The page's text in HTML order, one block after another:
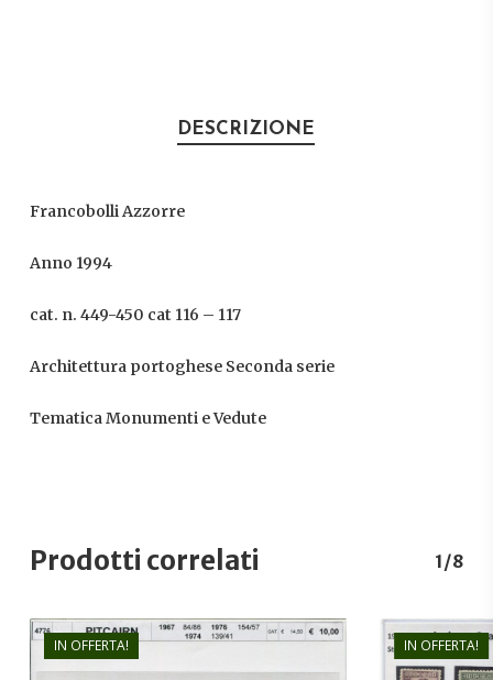
DESCRIZIONE
Francobolli Azzorre
Anno 1994
cat. n. 449-450 cat 116 – 117
Architettura portoghese Seconda serie
Tematica Monumenti e Vedute
Prodotti correlati 1/8
IN OFFERTA! IN OFFERTA!